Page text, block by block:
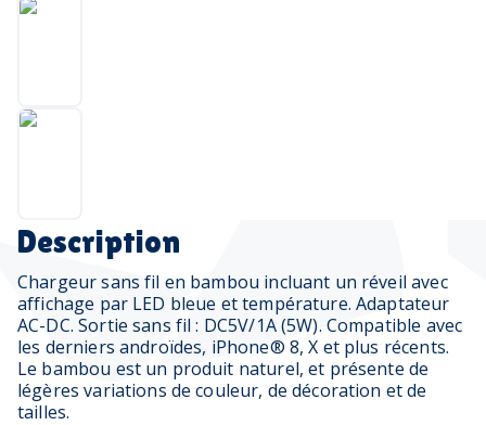
Description
Chargeur sans fil en bambou incluant un réveil avec
affichage par LED bleue et température. Adaptateur
AC-DC. Sortie sans fil : DC5V/1A (5W). Compatible avec
les derniers androïdes, iPhone® 8, X et plus récents.
Le bambou est un produit naturel, et présente de
légères variations de couleur, de décoration et de
tailles.